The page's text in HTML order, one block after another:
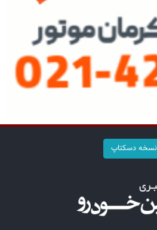
نسخه دسکتاپ